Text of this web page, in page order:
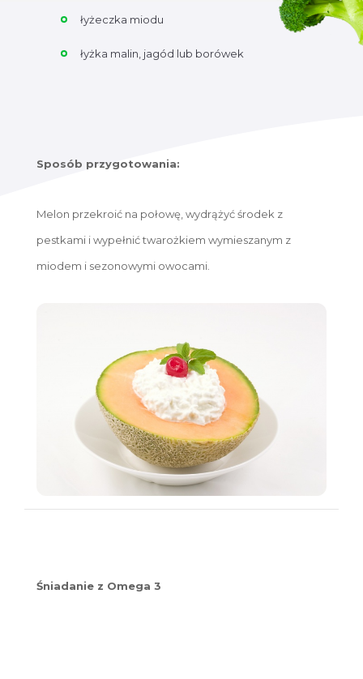
łyżeczka miodu
łyżka malin, jagód lub borówek
Sposób przygotowania:
Melon przekroić na połowę, wydrążyć środek z
pestkami i wypełnić twarożkiem wymieszanym z
miodem i sezonowymi owocami.
Śniadanie z Omega 3